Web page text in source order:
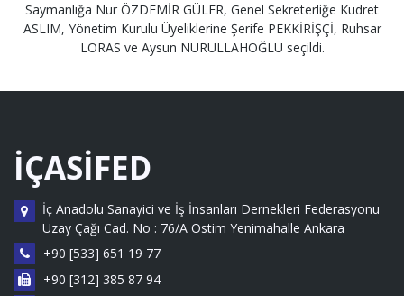
Saymanlığa Nur ÖZDEMİR GÜLER, Genel Sekreterliğe Kudret
ASLIM, Yönetim Kurulu Üyeliklerine Şerife PEKKİRİŞÇİ, Ruhsar
LORAS ve Aysun NURULLAHOĞLU seçildi.
İÇASİFED
İç Anadolu Sanayici ve İş İnsanları Dernekleri Federasyonu
Uzay Çağı Cad. No : 76/A Ostim Yenimahalle Ankara
+90 [533] 651 19 77
+90 [312] 385 87 94